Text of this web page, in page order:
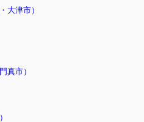
大津市）
真市）